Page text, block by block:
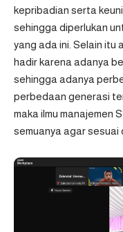
kepribadian serta
sehingga diperlukan
yang ada ini. Selain itu
hadir karena adanya
sehingga adanya
perbedaan generasi
maka ilmu manajemen
semuanya agar sesuai